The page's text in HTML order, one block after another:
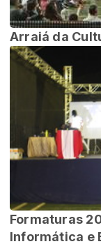
Arraiá da
Formaturas
Informática e